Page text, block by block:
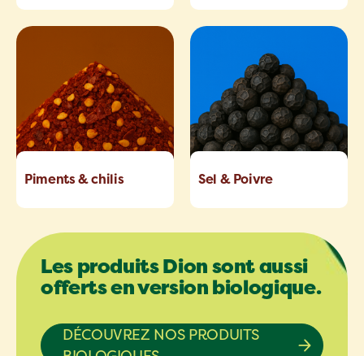
Piments & chilis Sel & Poivre
Les produits Dion sont aussi
offerts en version biologique.
DÉCOUVREZ NOS PRODUITS